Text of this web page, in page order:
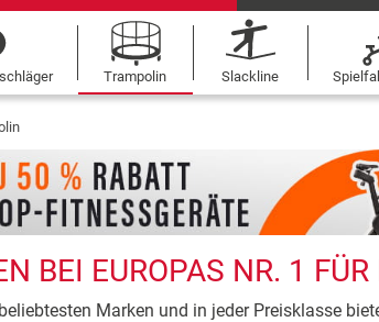
Trampolin Slackline
BEI EUROPAS NR. 1
Marken und in jeder Preisklasse